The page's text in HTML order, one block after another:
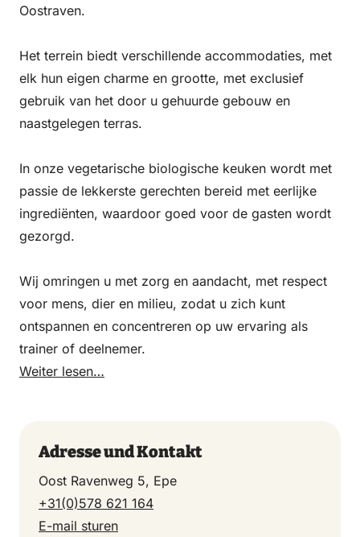
Oostraven.
Het terrein biedt verschillende accommodaties, met
elk hun eigen charme en grootte, met exclusief
gebruik van het door u gehuurde gebouw en
naastgelegen terras.
In onze vegetarische biologische keuken wordt met
passie de lekkerste gerechten bereid met eerlijke
ingrediënten, waardoor goed voor de gasten wordt
gezorgd.
Wij omringen u met zorg en aandacht, met respect
voor mens, dier en milieu, zodat u zich kunt
ontspannen en concentreren op uw ervaring als
trainer of deelnemer.
Weiter lesen…
Adresse und Kontakt
Oost Ravenweg 5, Epe
+31(0)578 621 164
E-mail sturen